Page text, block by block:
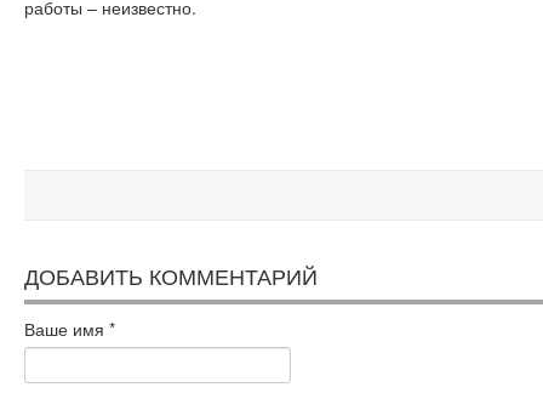
работы – неизвестно.
ДОБАВИТЬ КОММЕНТАРИЙ
Ваше имя *